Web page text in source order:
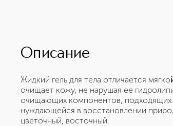
Описание
Жидкий гель для тела отличается
очищает кожу, не нарушая ее
очищающих компонентов, подходящих
нуждающейся в восстановлении
цветочный, восточный.